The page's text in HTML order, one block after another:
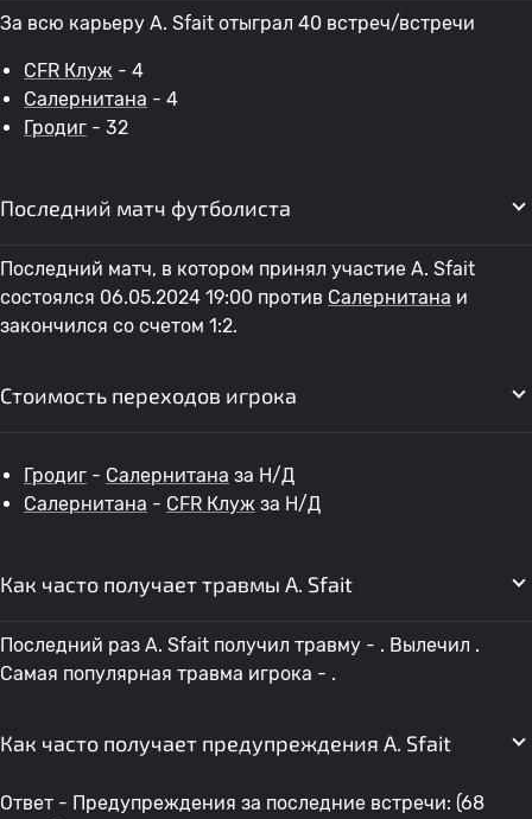
За всю карьеру A. Sfait отыграл 40 встреч/встречи
CFR Клуж - 4
Салернитана - 4
Гродиг - 32
Последний матч футболиста
Последний матч, в котором принял участие A. Sfait
состоялся 06.05.2024 19:00 против Салернитана и
закончился со счетом 1:2.
Стоимость переходов игрока
Гродиг - Салернитана за Н/Д
Салернитана - CFR Клуж за Н/Д
Как часто получает травмы A. Sfait
Последний раз A. Sfait получил травму - . Вылечил .
Самая популярная травма игрока - .
Как часто получает предупреждения A. Sfait
Ответ - Предупреждения за последние встречи: (68